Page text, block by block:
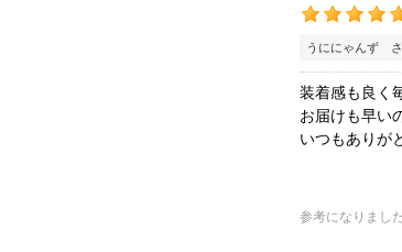
うににゃんず
装着感も良く
お届けも早い
いつもありが
参考になりまし